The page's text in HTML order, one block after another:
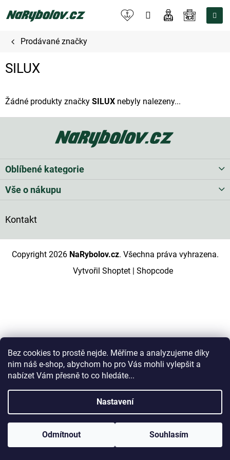
Bez cookies to prostě nejde. Měříme a analyzujeme díky
nim náš e-shop, abychom ho pro Vás mohli vylepšit a
nabízet Vám přesně to co hledáte...
Nastavení
Odmítnout Souhlasím
na
NÁKUPNÍ
Prodávané značky
SILUX
Žádné produkty značky SILUX nebyly nalezeny...
Oblíbené kategorie
Vše o nákupu
Kontakt
Vytvořil Shoptet| Shopcode
Copyright 2026 NaRybolov.cz. Všechna práva vyhrazena.